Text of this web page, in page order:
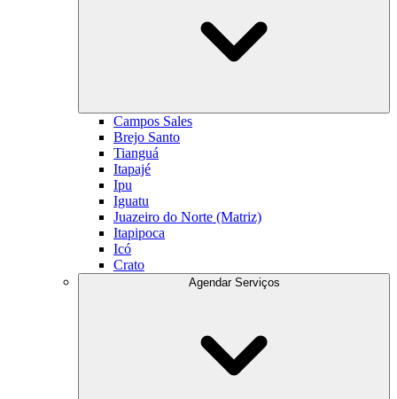
Campos Sales
Brejo Santo
Tianguá
Itapajé
Ipu
Iguatu
Juazeiro do Norte (Matriz)
Itapipoca
Icó
Crato